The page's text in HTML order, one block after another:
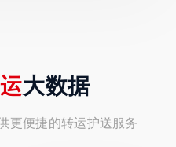
大数据
更便捷的转运护送服务